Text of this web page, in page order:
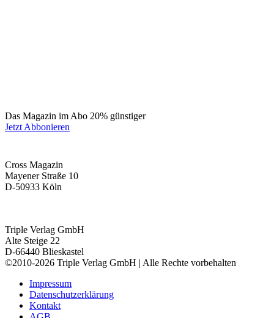
Das Magazin im Abo 20% günstiger
Jetzt Abbonieren
Cross Magazin
Mayener Straße 10
D-50933 Köln
Triple Verlag GmbH
Alte Steige 22
D-66440 Blieskastel
©2010-2026 Triple Verlag GmbH | Alle Rechte vorbehalten
Impressum
Datenschutzerklärung
Kontakt